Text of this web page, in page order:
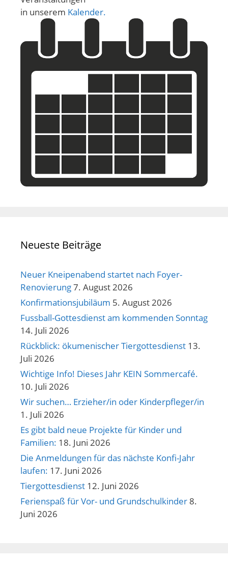
in unserem Kalender.
Neueste Beiträge
Neuer Kneipenabend startet nach Foyer-
Renovierung7. August 2026
Konfirmationsjubiläum 5. August 2026
Fussball-Gottesdienst am kommenden Sonntag
14. Juli 2026
Rückblick: ökumenischer Tiergottesdienst 13.
Juli 2026
Wichtige Info! Dieses Jahr KEIN Sommercafé.
10. Juli 2026
Wir suchen… Erzieher/in oder Kinderpfleger/in
1. Juli 2026
Es gibt bald neue Projekte für Kinder und
Familien: 18. Juni 2026
Die Anmeldungen für das nächste Konfi-Jahr
laufen: 17. Juni 2026
Tiergottesdienst 12. Juni 2026
Ferienspaß für Vor- und Grundschulkinder 8.
Juni 2026